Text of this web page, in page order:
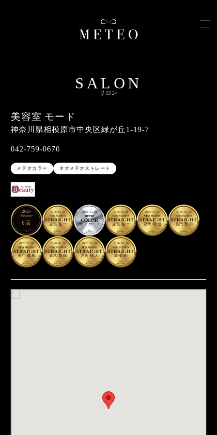
SALON
サロン
美容室 モード
神奈川県相模原市中央区緑が丘1-19-7
042-759-0670
メテオカラー ネオメテオストレート
6回
2026.01.20
志賀 佑一
2026.03.10
カニ カニエ
2026.03.31
志賀 佑一
2026.05.11
諸田 和也
2026.05.18
長門 政和
2026.05.26
長門 政和
2026.06.16
倉木 昌徳
2026.06.16
左近 研人
2026.07.14
髙橋 絢